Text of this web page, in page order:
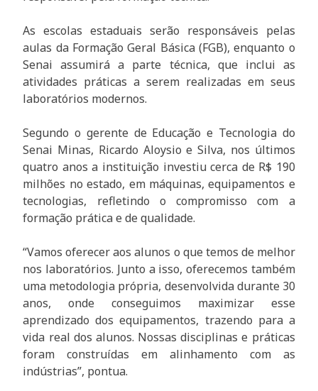
As escolas estaduais serão responsáveis pelas
aulas da Formação Geral Básica (FGB), enquanto o
Senai assumirá a parte técnica, que inclui as
atividades práticas a serem realizadas em seus
laboratórios modernos.
Segundo o gerente de Educação e Tecnologia do
Senai Minas, Ricardo Aloysio e Silva, nos últimos
quatro anos a instituição investiu cerca de R$ 190
milhões no estado, em máquinas, equipamentos e
tecnologias, refletindo o compromisso com a
formação prática e de qualidade.
“Vamos oferecer aos alunos o que temos de melhor
nos laboratórios. Junto a isso, oferecemos também
uma metodologia própria, desenvolvida durante 30
anos, onde conseguimos maximizar esse
aprendizado dos equipamentos, trazendo para a
vida real dos alunos. Nossas disciplinas e práticas
foram construídas em alinhamento com as
indústrias”, pontua.